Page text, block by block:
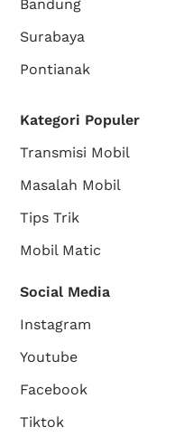
Bandung
Surabaya
Pontianak
Kategori Populer
Transmisi Mobil
Masalah Mobil
Tips Trik
Mobil Matic
Social Media
Instagram
Youtube
Facebook
Tiktok